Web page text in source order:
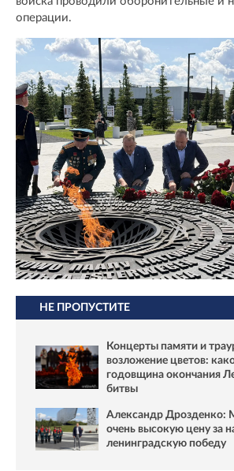
операции.
НЕ ПРОПУСТИТЕ
Концерты памяти и
возложение цветов:
годовщина окончания
битвы
Александр Дрозденко:
очень высокую цену за
ленинградскую победу